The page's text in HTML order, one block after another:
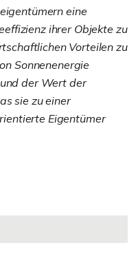
eine
ihrer Objekte zu
Vorteilen zu
Sonnenenergie
der Wert der
sie zu einer
Eigentümer